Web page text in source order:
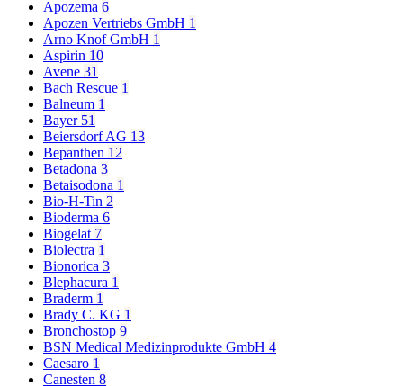
Apozema 6
Apozen Vertriebs GmbH 1
Arno Knof GmbH 1
Aspirin 10
Avene 31
Bach Rescue 1
Balneum 1
Bayer 51
Beiersdorf AG 13
Bepanthen 12
Betadona 3
Betaisodona 1
Bio-H-Tin 2
Bioderma 6
Biogelat 7
Biolectra 1
Bionorica 3
Blephacura 1
Braderm 1
Brady C. KG 1
Bronchostop 9
BSN Medical Medizinprodukte GmbH 4
Caesaro 1
Canesten 8